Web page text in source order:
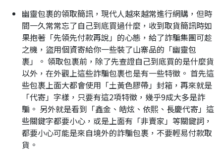
幽靈包裹的領取簡訊，現代人越來越常進行網購，但時
間一久常常忘了自己到底買過什麼，收到取貨簡訊時如
果抱著「先領先付款再說」的心態，給了詐騙集團可趁
之機，盜用個資寄給你一些裝了山寨品的「幽靈包
裹」。 領取包裹前，除了先查證自己到底買的是什麼貨
以外，在外觀上這些詐騙包裹也是有一些特徵。 首先這
些包裹上面大都會使用「土黃色膠帶」封箱，再來就是
「代寄」字樣，只要有這2項特徵，幾乎9成大多是詐
騙。 另外就是看到「鑫金、皓炫、依熙、長慶代寄」這
些關鍵字都要小心，或是上面有「非賣家」等關鍵詞，
都要小心可能是來自境外的詐騙包裹，不要輕易付款取
貨。